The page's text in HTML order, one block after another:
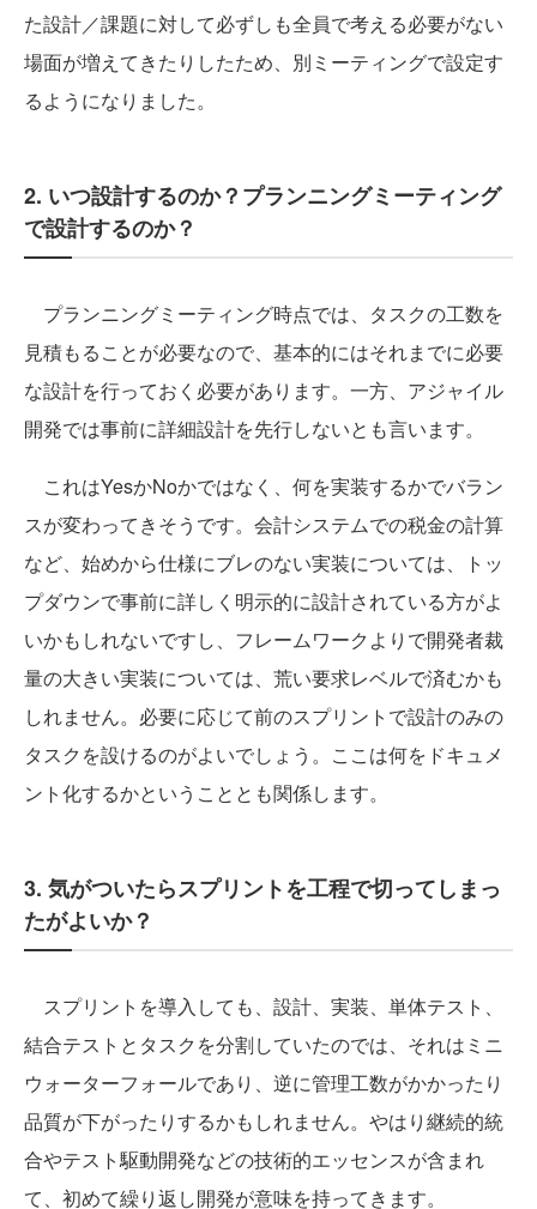
た設計／課題に対して必ずしも全員で考える必要がない
場面が増えてきたりしたため、別ミーティングで設定す
るようになりました。
2. いつ設計するのか？プランニングミーティング
で設計するのか？
プランニングミーティング時点では、タスクの工数を
見積もることが必要なので、基本的にはそれまでに必要
な設計を行っておく必要があります。一方、アジャイル
開発では事前に詳細設計を先行しないとも言います。
これはYesかNoかではなく、何を実装するかでバラン
スが変わってきそうです。会計システムでの税金の計算
など、始めから仕様にブレのない実装については、トッ
プダウンで事前に詳しく明示的に設計されている方がよ
いかもしれないですし、フレームワークよりで開発者裁
量の大きい実装については、荒い要求レベルで済むかも
しれません。必要に応じて前のスプリントで設計のみの
タスクを設けるのがよいでしょう。ここは何をドキュメ
ント化するかということとも関係します。
3. 気がついたらスプリントを工程で切ってしまっ
たがよいか？
スプリントを導入しても、設計、実装、単体テスト、
結合テストとタスクを分割していたのでは、それはミニ
ウォーターフォールであり、逆に管理工数がかかったり
品質が下がったりするかもしれません。やはり継続的統
合やテスト駆動開発などの技術的エッセンスが含まれ
て、初めて繰り返し開発が意味を持ってきます。